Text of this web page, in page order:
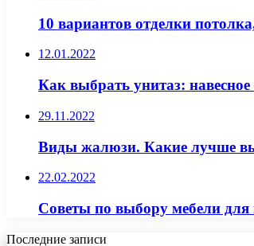
10 вариантов отделки
12.01.2022
Как выбрать унитаз:
29.11.2022
Виды жалюзи. Какие лучше
22.02.2022
Советы по выбору мебели
Последние записи